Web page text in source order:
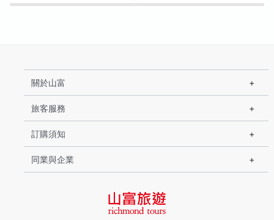
關於山富
旅客服務
訂購須知
同業與企業